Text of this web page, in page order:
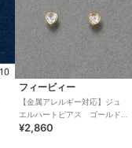
フィービィー
【金属アレルギー対応】ジュ
エルハートピアス ゴールド/
サージカルステンレス
¥2,860